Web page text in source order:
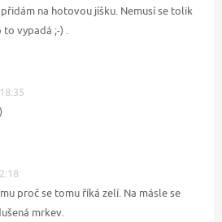
na hotovou jíšku. Nemusí se tolik
vypadá ;-) .
proč se tomu říká zelí. Na másle se
mrkev.